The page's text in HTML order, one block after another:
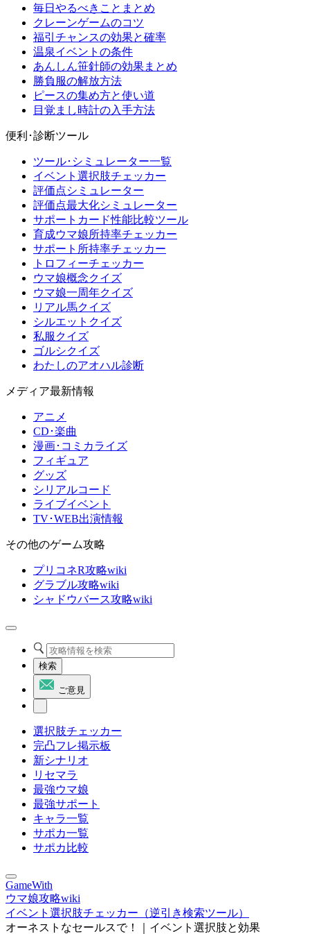
毎日やるべきことまとめ
クレーンゲームのコツ
福引チャンスの効果と確率
温泉イベントの条件
あんしん笹針師の効果まとめ
勝負服の解放方法
ピースの集め方と使い道
目覚まし時計の入手方法
便利･診断ツール
ツール･シミュレーター一覧
イベント選択肢チェッカー
評価点シミュレーター
評価点最大化シミュレーター
サポートカード性能比較ツール
育成ウマ娘所持率チェッカー
サポート所持率チェッカー
トロフィーチェッカー
ウマ娘概念クイズ
ウマ娘一周年クイズ
リアル馬クイズ
シルエットクイズ
私服クイズ
ゴルシクイズ
わたしのアオハル診断
メディア最新情報
アニメ
CD･楽曲
漫画･コミカライズ
フィギュア
グッズ
シリアルコード
ライブイベント
TV･WEB出演情報
その他のゲーム攻略
プリコネR攻略wiki
グラブル攻略wiki
シャドウバース攻略wiki
検索
ご意見
選択肢チェッカー
完凸フレ掲示板
新シナリオ
リセマラ
最強ウマ娘
最強サポート
キャラ一覧
サポカ一覧
サポカ比較
GameWith
ウマ娘攻略wiki
イベント選択肢チェッカー（逆引き検索ツール）
オーネストなセールスで！｜イベント選択肢と効果